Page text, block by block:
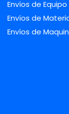
Envíos de
Envíos de
Envíos de